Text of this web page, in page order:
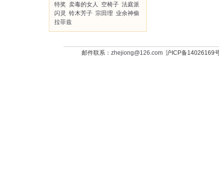
特奖 卖毒的女人 空椅子 法庭派
闪灵 铃木芳子 宗田理 业余神偷
拉菲兹
邮件联系： zhejiong@126.com沪ICP备14026169